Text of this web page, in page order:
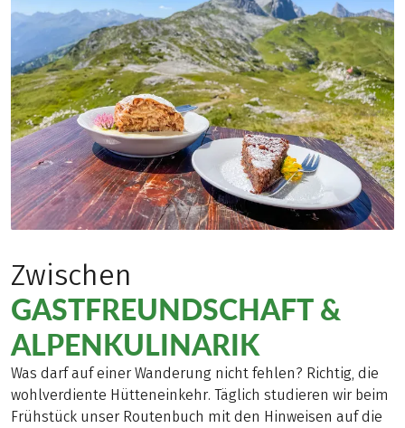
Zwischen
GASTFREUNDSCHAFT &
ALPENKULINARIK
Was darf auf einer Wanderung nicht fehlen? Richtig, die
wohlverdiente Hütteneinkehr. Täglich studieren wir beim
Frühstück unser Routenbuch mit den Hinweisen auf die